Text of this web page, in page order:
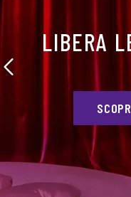
LIBERA